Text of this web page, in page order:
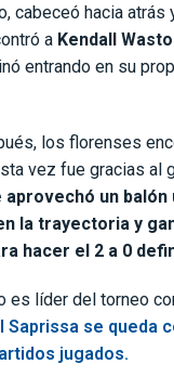
cabeceó hacia atrás
a Kendall
entrando en su
los florenses
vez fue gracias al
aprovechó un
la trayectoria y
hacer el 2 a 0
es líder del torneo
Saprissa se queda
jugados.